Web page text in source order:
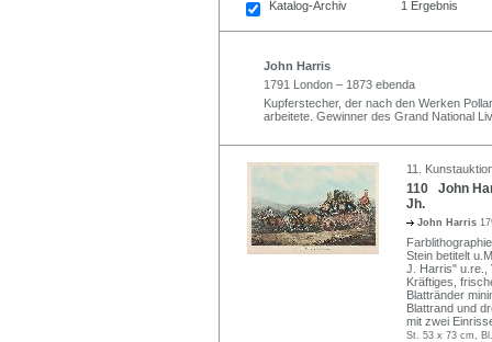
Katalog-Archiv 1 Ergebnis
John Harris
1791 London – 1873 ebenda
Kupferstecher, der nach den Werken
arbeitete. Gewinner des Grand National
11.
110 John
Jh.
John Harris
Stein betitelt
J. Harris" u.re.,
Kräftiges,
Blattränder
Blattrand und
mit zwei
St. 53 x 73 cm,